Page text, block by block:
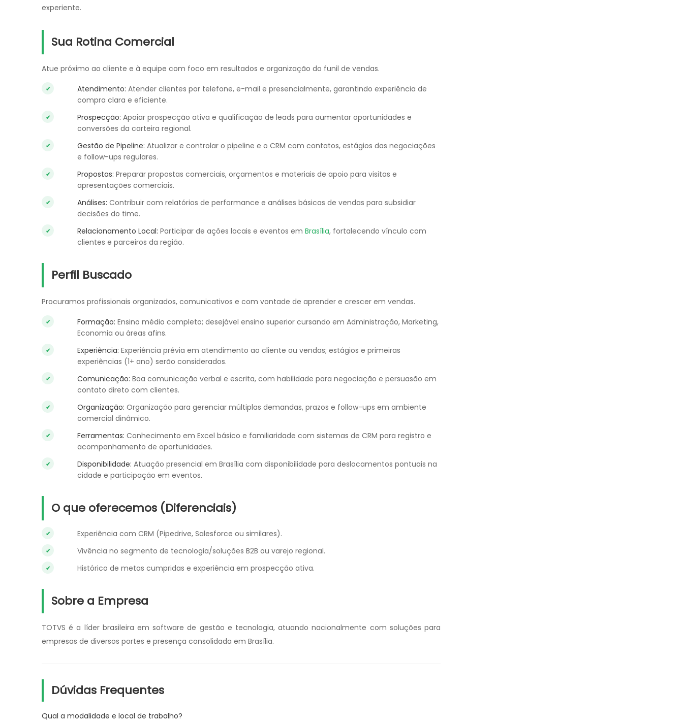
experiente.
Sua Rotina Comercial
Atue próximo ao cliente e à equipe com foco em resultados e organização do funil de vendas.
Atendimento: Atender clientes por telefone, e-mail e presencialmente, garantindo experiência de
compra clara e eficiente.
Prospecção: Apoiar prospecção ativa e qualificação de leads para aumentar oportunidades e
conversões da carteira regional.
Gestão de Pipeline: Atualizar e controlar o pipeline e o CRM com contatos, estágios das negociações
e follow-ups regulares.
Propostas: Preparar propostas comerciais, orçamentos e materiais de apoio para visitas e
apresentações comerciais.
Análises: Contribuir com relatórios de performance e análises básicas de vendas para subsidiar
decisões do time.
Relacionamento Local: Participar de ações locais e eventos em Brasília, fortalecendo vínculo com
clientes e parceiros da região.
Perfil Buscado
Procuramos profissionais organizados, comunicativos e com vontade de aprender e crescer em vendas.
Formação: Ensino médio completo; desejável ensino superior cursando em Administração, Marketing,
Economia ou áreas afins.
Experiência: Experiência prévia em atendimento ao cliente ou vendas; estágios e primeiras
experiências (1+ ano) serão considerados.
Comunicação: Boa comunicação verbal e escrita, com habilidade para negociação e persuasão em
contato direto com clientes.
Organização: Organização para gerenciar múltiplas demandas, prazos e follow-ups em ambiente
comercial dinâmico.
Ferramentas: Conhecimento em Excel básico e familiaridade com sistemas de CRM para registro e
acompanhamento de oportunidades.
Disponibilidade: Atuação presencial em Brasília com disponibilidade para deslocamentos pontuais na
cidade e participação em eventos.
O que oferecemos (Diferenciais)
Experiência com CRM (Pipedrive, Salesforce ou similares).
Vivência no segmento de tecnologia/soluções B2B ou varejo regional.
Histórico de metas cumpridas e experiência em prospecção ativa.
Sobre a Empresa
TOTVS é a líder brasileira em software de gestão e tecnologia, atuando nacionalmente com soluções para
empresas de diversos portes e presença consolidada em Brasília.
Dúvidas Frequentes
Qual a modalidade e local de trabalho?